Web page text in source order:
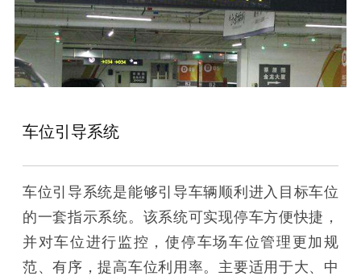
车位引导系统
车位引导系统是能够引导车辆顺利进入目标车位
的一套指示系统。该系统可实现停车方便快捷，
并对车位进行监控，使停车场车位管理更加规
范、有序，提高车位利用率。主要适用于大、中